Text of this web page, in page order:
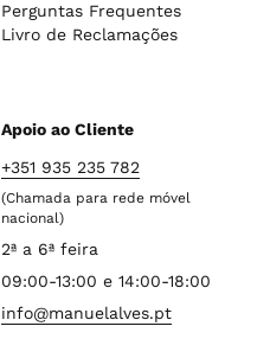
Perguntas Frequentes
Livro de Reclamações
Apoio ao Cliente
+351 935 235 782
(Chamada para rede móvel
nacional)
2ª a 6ª feira
09:00-13:00 e 14:00-18:00
info@manuelalves.pt